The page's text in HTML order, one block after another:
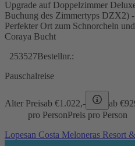
Upgrade auf Doppelzimmer
Buchung des Zimmertyps DZX2)
Perfekter Ort zum Schnorcheln
Coraya Bucht
253527Bestellnr.:
Pauschalreise
Alter Preisab €1.022,- ab €
pro PersonPreis pro Person
Lopesan Costa Meloneras Resort